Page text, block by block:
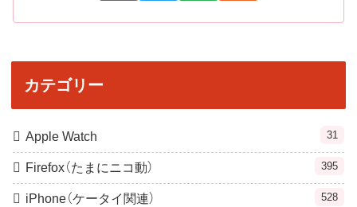
カテゴリー
Apple Watch 31
Firefox（たまにニコ動） 395
iPhone（ケータイ関連） 528